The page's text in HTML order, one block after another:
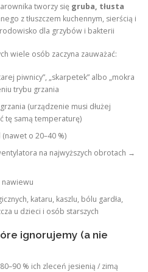
tworzy się gruba, tłusta
z tłuszczem kuchennym, sierścią i
dla grzybów i bakterii
wiele osób zaczyna zauważać:
piwnicy”, „skarpetek” albo „mokra
trybu grzania
(urządzenie musi dłużej
tę samą temperaturę)
o 20–40 %)
na najwyższych obrotach →
nawiewu
kataru, kaszlu, bólu gardła,
u dzieci i osób starszych
ignorujemy (a nie
% ich zleceń jesienią / zimą